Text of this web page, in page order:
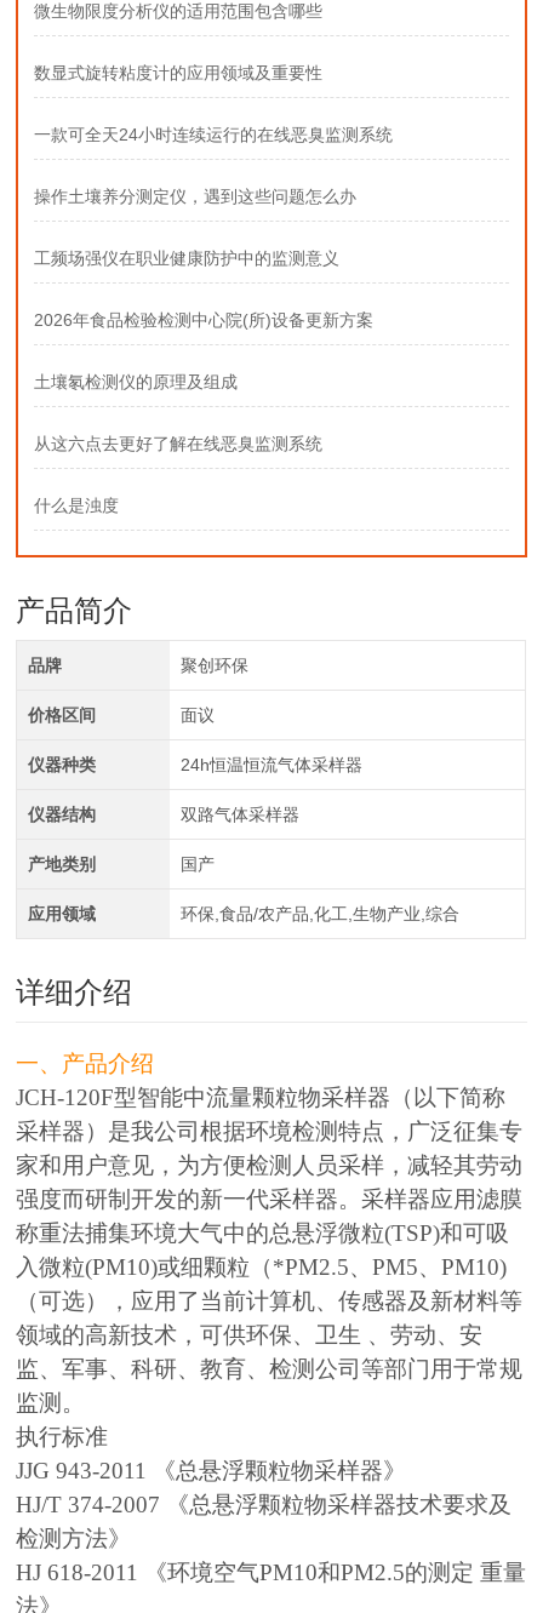
微生物限度分析仪的适用范围包含哪些
数显式旋转粘度计的应用领域及重要性
一款可全天24小时连续运行的在线恶臭监测系统
操作土壤养分测定仪，遇到这些问题怎么办
工频场强仪在职业健康防护中的监测意义
2026年食品检验检测中心院(所)设备更新方案
土壤氡检测仪的原理及组成
从这六点去更好了解在线恶臭监测系统
什么是浊度
产品简介
品牌 聚创环保
价格区间 面议
仪器种类 24h恒温恒流气体采样器
仪器结构 双路气体采样器
产地类别 国产
应用领域 环保,食品/农产品,化工,生物产业,综合
详细介绍
一、产品介绍
JCH-120F型智能中流量颗粒物采样器（以下简称
采样器）是我公司根据环境检测特点，广泛征集专
家和用户意见，为方便检测人员采样，减轻其劳动
强度而研制开发的新一代采样器。采样器应用滤膜
称重法捕集环境大气中的总悬浮微粒(TSP)和可吸
入微粒(PM10)或细颗粒（*PM2.5、PM5、PM10)
（可选），应用了当前计算机、传感器及新材料等
领域的高新技术，可供环保、卫生 、劳动、安
监、军事、科研、教育、检测公司等部门用于常规
监测。
执行标准
JJG 943-2011 《总悬浮颗粒物采样器》
HJ/T 374-2007 《总悬浮颗粒物采样器技术要求及
检测方法》
HJ 618-2011 《环境空气PM10和PM2.5的测定 重量
法》